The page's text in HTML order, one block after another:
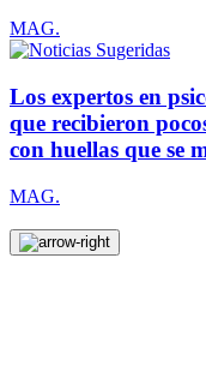
MAG.
Los expertos en
que recibieron
con huellas que se
MAG.